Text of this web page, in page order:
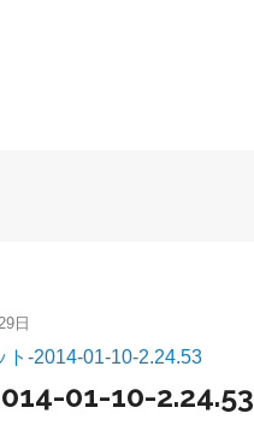
日
ト-2014-01-10-2.24.53
01-10-2.24.53